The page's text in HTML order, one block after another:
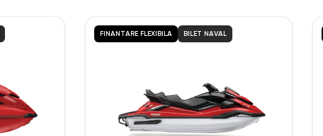
FINANTARE FLEXIBILA BILET NAVAL